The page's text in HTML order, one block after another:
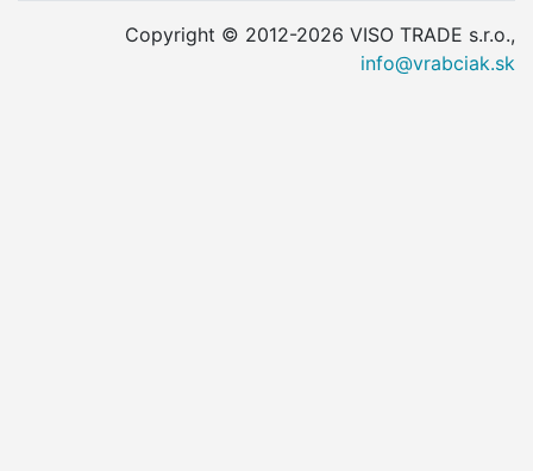
Copyright © 2012-2026 VISO TRADE s.r.o.,
info@vrabciak.sk